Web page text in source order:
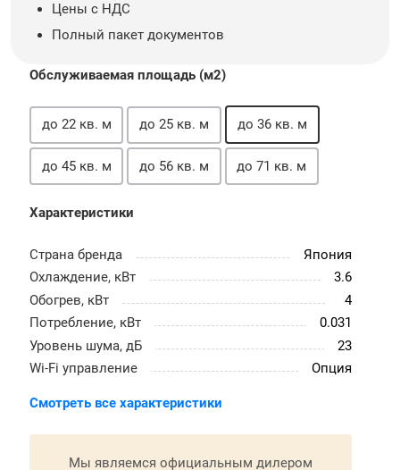
Цены с НДС
Полный пакет документов
Обслуживаемая площадь (м2)
до 22 кв. м до 25 кв. м до 36 кв. м
до 45 кв. м до 56 кв. м до 71 кв. м
Характеристики
Страна бренда
Япония
Охлаждение, кВт
3.6
Обогрев, кВт
4
Потребление, кВт
0.031
Уровень шума, дБ
23
Wi-Fi управление
Опция
Смотреть все характеристики
Мы являемся официальным дилером